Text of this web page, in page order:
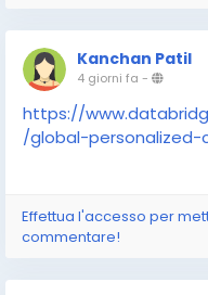
Kanchan Patil
4 giorni fa -
https://
/global-
Effettua l'accesso per
commentare!